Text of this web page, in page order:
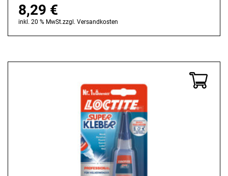
8,29 €
inkl. 20 % MwSt.zzgl. Versandkosten